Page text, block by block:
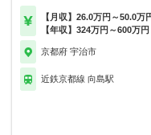
【月収】26.0万円～50.0万
【年収】324万円～600万円
京都府 宇治市
近鉄京都線 向島駅